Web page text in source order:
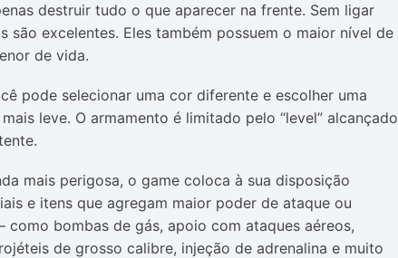
destruir tudo o que aparecer na frente. Sem ligar
são excelentes. Eles também possuem o maior nível de
de vida.
pode selecionar uma cor diferente e escolher uma
leve. O armamento é limitado pelo “level” alcançado
mais perigosa, o game coloca à sua disposição
e itens que agregam maior poder de ataque ou
como bombas de gás, apoio com ataques aéreos,
de grosso calibre, injeção de adrenalina e muito